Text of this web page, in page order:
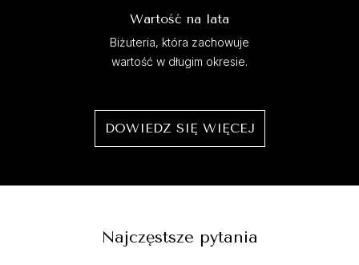
Wartość na lata
Biżuteria, która zachowuje
wartość w długim okresie.
DOWIEDZ SIĘ WIĘCEJ
Najczęstsze pytania